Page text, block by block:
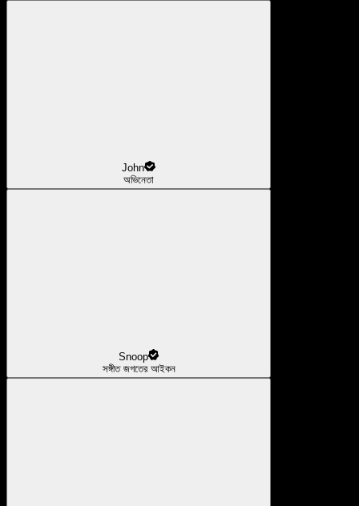
John
অভিনেতা
Snoop
সঙ্গীত জগতের আইকন